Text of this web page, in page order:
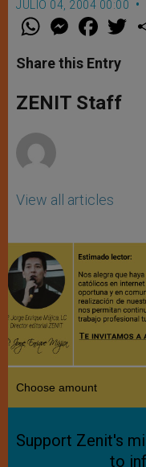
JULIO 04, 2004 00:00
W
t
s
p
p
M
e
s
e
g
e
F
a
e
b
o
k
w
Share this Entry
ZENIT Staff
View all articles